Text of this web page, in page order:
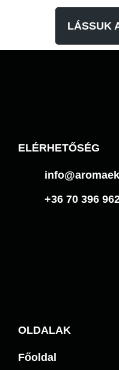
LÁSSUK
ELÉRHETŐSÉG
+36 70 396
OLDALAK
Főoldal